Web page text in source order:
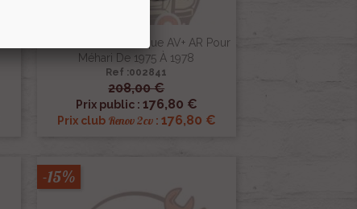
Kit Faisceaux Éléctrique AV+ AR Pour
Méhari De 1975 À 1978
Ref :002841
208,00 €
Prix public : 176,80 €
Prix club Renov 2cv: 176,80 €
 Aperçu rapide
-15%